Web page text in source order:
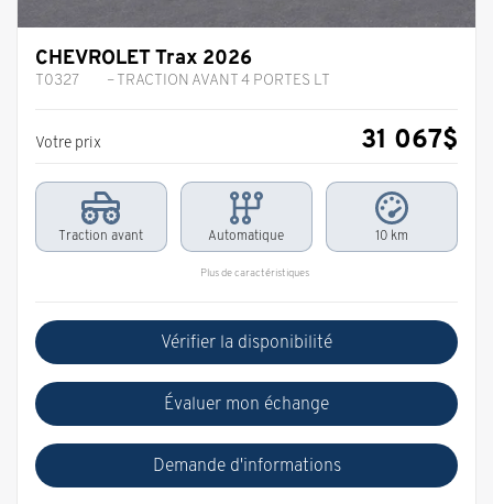
CHEVROLET Trax 2026
T0327 – TRACTION AVANT 4 PORTES LT
Votre prix 31 067$
Traction avant Automatique 10 km
Plus de caractéristiques
Vérifier la disponibilité
Évaluer mon échange
Demande d'informations